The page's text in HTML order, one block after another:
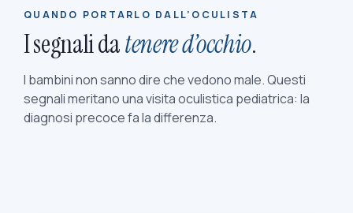
QUANDO PORTARLO DALL’OCULISTA
I segnali datenere d’occhio.
I bambini non sanno dire che vedono male. Questi
segnali meritano una visita oculistica pediatrica: la
diagnosi precoce fa la differenza.